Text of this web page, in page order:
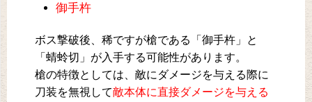
御手杵
ボス撃破後、稀ですが槍である「御手杵」と
「蜻蛉切」が入手する可能性があります。
槍の特徴としては、敵にダメージを与える際に
刀装を無視して敵本体に直接ダメージを与える